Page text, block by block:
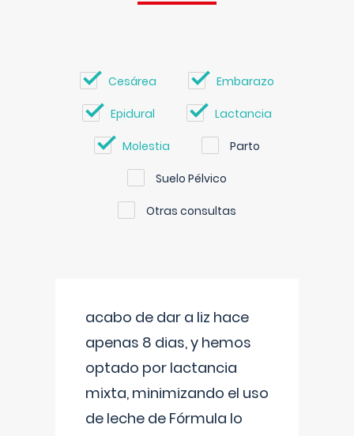
Cesárea Embarazo
Epidural Lactancia
Molestia Parto
Suelo Pélvico
Otras consultas
acabo de dar a liz hace
apenas 8 dias, y hemos
optado por lactancia
mixta, minimizando el uso
de leche de Fórmula lo